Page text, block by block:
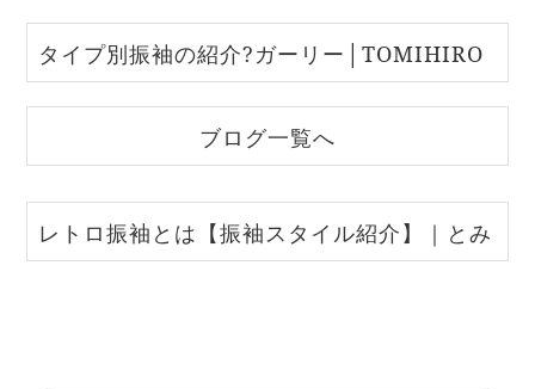
タイプ別振袖の紹介?ガーリー│TOMIHIRO
FURISODE新宿髙島屋店
ブログ一覧へ
レトロ振袖とは【振袖スタイル紹介】｜とみ